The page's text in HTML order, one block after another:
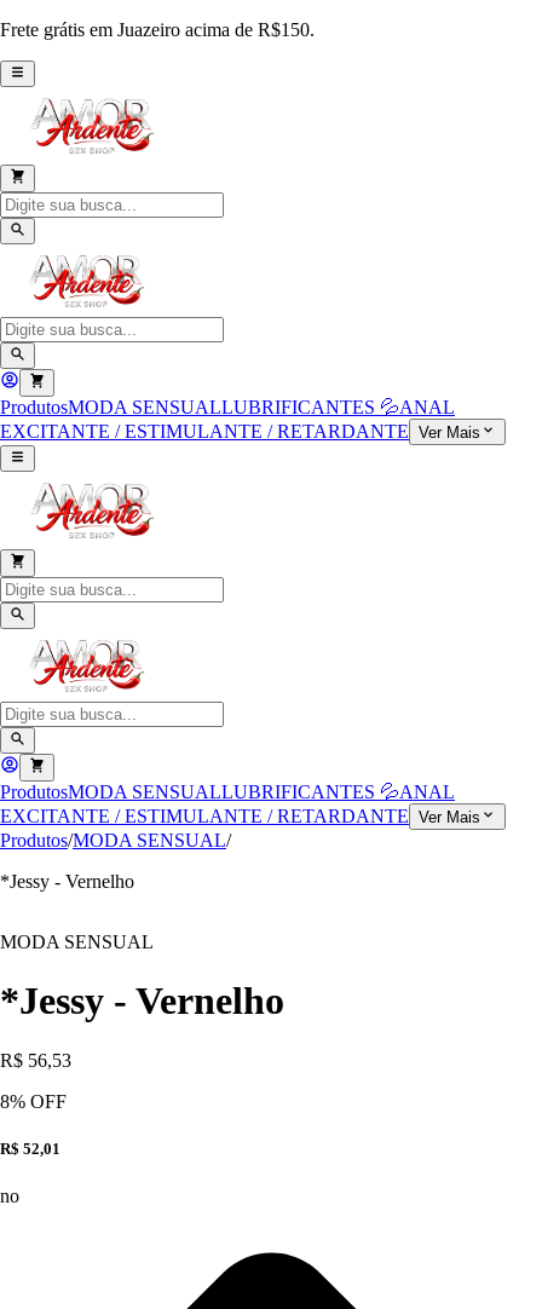
Frete grátis em Juazeiro acima de R$150.
ProdutosMODA SENSUALLUBRIFICANTES 💦ANAL
EXCITANTE / ESTIMULANTE / RETARDANTE Ver Mais
ProdutosMODA SENSUALLUBRIFICANTES 💦ANAL
EXCITANTE / ESTIMULANTE / RETARDANTE Ver Mais
Produtos/MODA SENSUAL/
*Jessy - Vernelho
MODA SENSUAL
*Jessy - Vernelho
R$ 56,53
8% OFF
R$ 52,01
no